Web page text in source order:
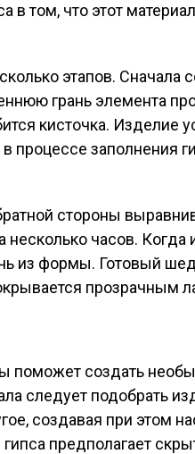
в том, что этот
этапов. Сначала
грань элемента
кисточка. Изделие
процессе заполнения
стороны
несколько часов.
из формы. Готовый
прозрачным
поможет создать
следует подобрать
создавая при этом
предполагает